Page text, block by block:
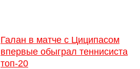
Галан в матче с Циципасом
впервые обыграл теннисиста
топ-20